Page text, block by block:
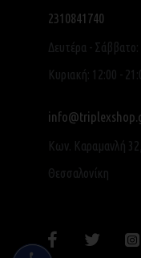
2310841740
Δευτέρα -
Κυριακή: 12:00 -
Κων. Καραμανλή 32,
Θεσσαλονίκη